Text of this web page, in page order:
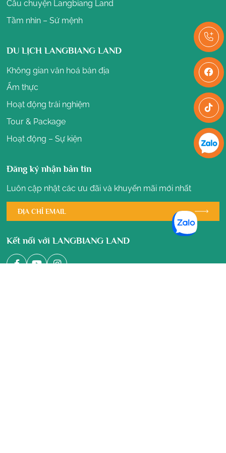
Câu chuyện Langbiang Land
Tầm nhìn – Sứ mệnh
DU LỊCH LANGBIANG LAND
Không gian văn hoá bản địa
Ẩm thực
Hoạt động trải nghiệm
Tour & Package
Hoạt động – Sự kiện
Đăng ký nhận bản tin
Luôn cập nhật các ưu đãi và khuyến mãi mới nhất
Kết nối với LANGBIANG LAND